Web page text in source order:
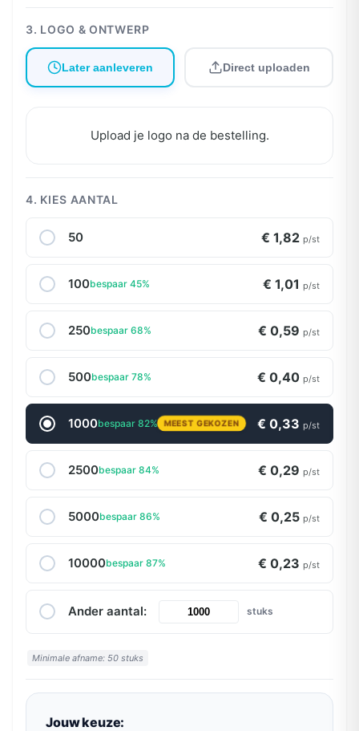
3. LOGO & ONTWERP
Later aanleveren Direct uploaden
Upload je logo na de bestelling.
4. KIES AANTAL
50 € 1,82 p/st
100bespaar 45% € 1,01 p/st
250bespaar 68% € 0,59 p/st
500bespaar 78% € 0,40 p/st
1000bespaar 82% MEEST GEKOZEN € 0,33 p/st
2500bespaar 84% € 0,29 p/st
5000bespaar 86% € 0,25 p/st
10000bespaar 87% € 0,23 p/st
Ander aantal: stuks
Minimale afname: 50 stuks
Jouw keuze: